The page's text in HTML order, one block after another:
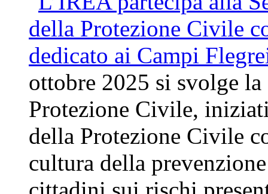
ottobre 2025 si svolge
Protezione Civile,
della Protezione Civile
cultura della